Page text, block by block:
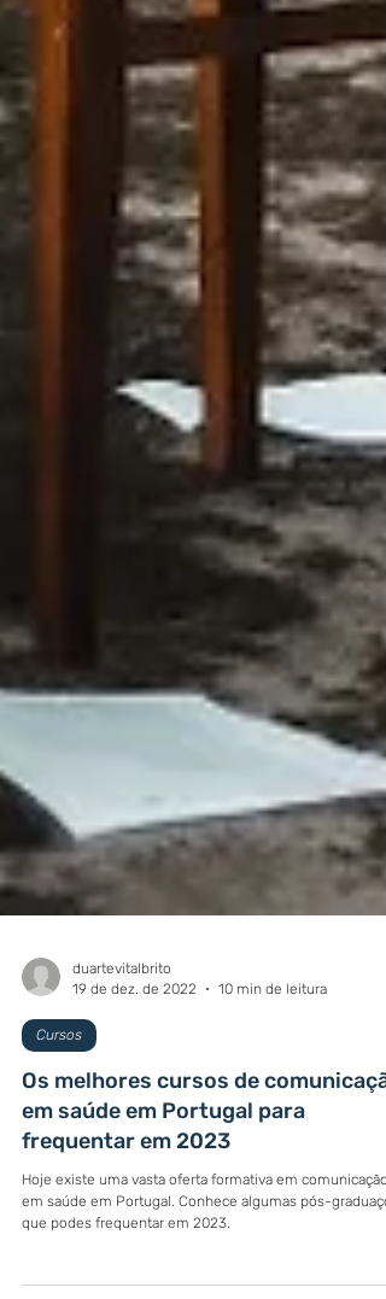
duartevitalbrito
19 de dez. de 2022
10 min de leitura
Cursos
Os melhores cursos de
em saúde em Portugal para
Hoje existe uma vasta oferta formativa em comunicação